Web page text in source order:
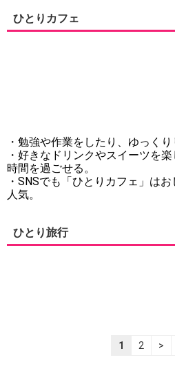
ひとりカフェ
・勉強や作業をしたり、ゆっく
・好きなドリンクやスイーツを
時間を過ごせる。
・SNSでも「ひとりカフェ」は
人気。
ひとり旅行
1 2 >